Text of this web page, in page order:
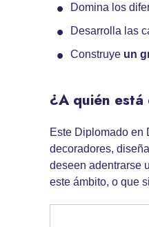
Domina los
Desarrolla las
Construye un
¿A quién
Este Diplomado en
decoradores,
deseen adentrarse
este ámbito, o que